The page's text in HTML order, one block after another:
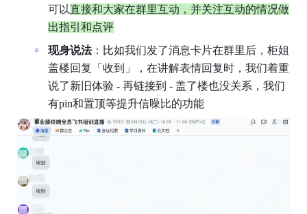
可以直接和大家在群里互动，并关注互动的情况做
出指引和点评
现身说法：比如我们发了消息卡片在群里后，柜姐
盖楼回复「收到」，在讲解表情回复时，我们着重
说了新旧体验 - 再链接到 - 盖了楼也没关系，我们
有pin和置顶等提升信噪比的功能